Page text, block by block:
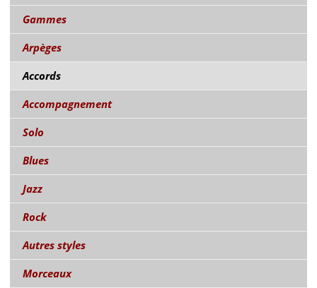
Gammes
Arpèges
Accords
Accompagnement
Solo
Blues
Jazz
Rock
Autres styles
Morceaux